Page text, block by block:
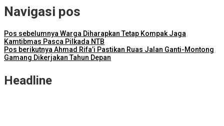
Navigasi pos
Pos sebelumnyaWarga Diharapkan Tetap Kompak Jaga
Kamtibmas Pasca Pilkada NTB
Pos berikutnyaAhmad Rifa’i Pastikan Ruas Jalan Ganti-Montong
Gamang Dikerjakan Tahun Depan
Headline